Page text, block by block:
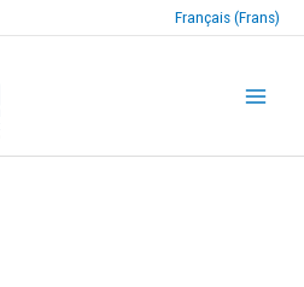
Français (Frans)